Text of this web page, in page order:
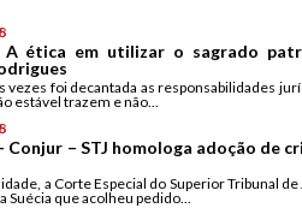
ética em utilizar o sagrado
vezes foi decantada as responsabilidades
estável trazem e não...
Conjur – STJ homologa adoção de
a Corte Especial do Superior Tribunal
Suécia que acolheu pedido...